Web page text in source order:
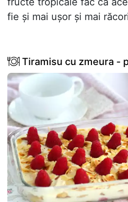
fie și mai ușor și mai
Tiramisu cu zmeura -